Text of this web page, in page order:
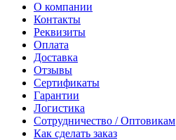
О компании
Контакты
Реквизиты
Оплата
Доставка
Отзывы
Сертификаты
Гарантии
Логистика
Сотрудничество / Оптовикам
Как сделать заказ